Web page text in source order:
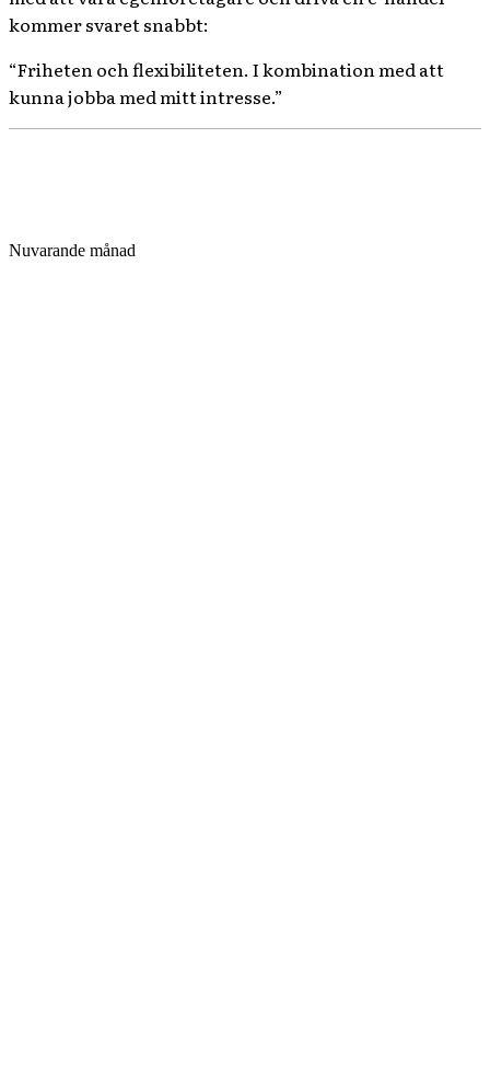
kommer svaret snabbt:
“Friheten och flexibiliteten. I kombination med att
kunna jobba med mitt intresse.”
Nuvarande månad